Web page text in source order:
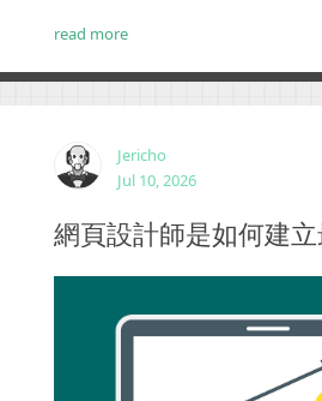
read more
Jericho
Jul 10, 2026